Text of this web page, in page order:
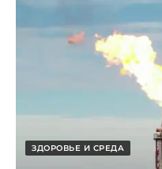
ЗДОРОВЬЕ И СРЕДА